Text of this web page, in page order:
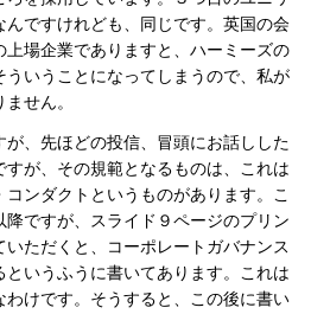
ですけれども、同じです。英国の会
場企業でありますと、ハーミーズの
いうことになってしまうので、私が
せん。
、先ほどの投信、冒頭にお話しした
が、その規範となるものは、これは
ンダクトというものがあります。こ
ですが、スライド９ページのプリン
ただくと、コーポレートガバナンス
いうふうに書いてあります。これは
けです。そうすると、この後に書い